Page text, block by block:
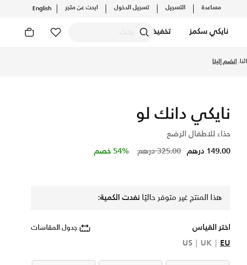
مساعدة التسجيل تسجيل الدخول ابحث عن متجر English
نايكي سكمز تخفيضات
انضم إلينا
نايكي دانك لو
حذاء للاطفال الرضع
Price reduced from
325.00 درهم to 149.00 درهم 54% خصم
هذا المنتج غير متوفر حاليًا نفدت الكمية:
اختر القياس جدول المقاسات
EU
UK
US